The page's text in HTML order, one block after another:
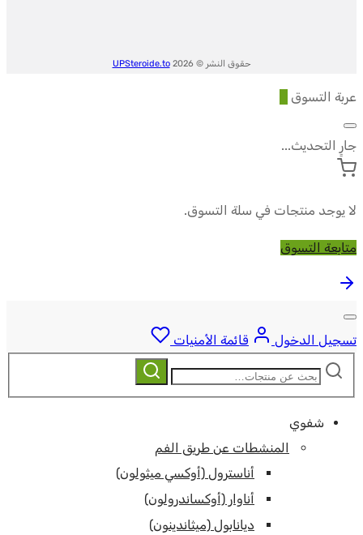
حقوق النشر © 2026 UPSteroide.to
عربة التسوق
جارٍ التحديث...
لا يوجد منتجات في سلة التسوق.
متابعة التسوق
تسجيل الدخول
قائمة الأمنيات
ابحث
بحث
شفوي
المنشطات عن طريق الفم
أناسترول (أوكسي ميثولون)
أناوار (أوكساندرولون)
ديانابول (ميثاندينون)